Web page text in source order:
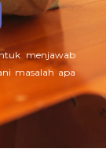
menjawab
masalah apa